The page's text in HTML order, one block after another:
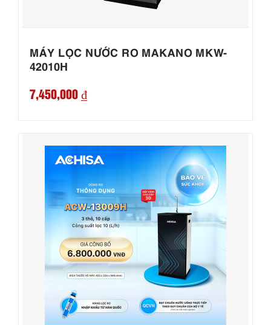
MÁY LỌC NƯỚC RO MAKANO MKW-
42010H
7,450,000 ₫